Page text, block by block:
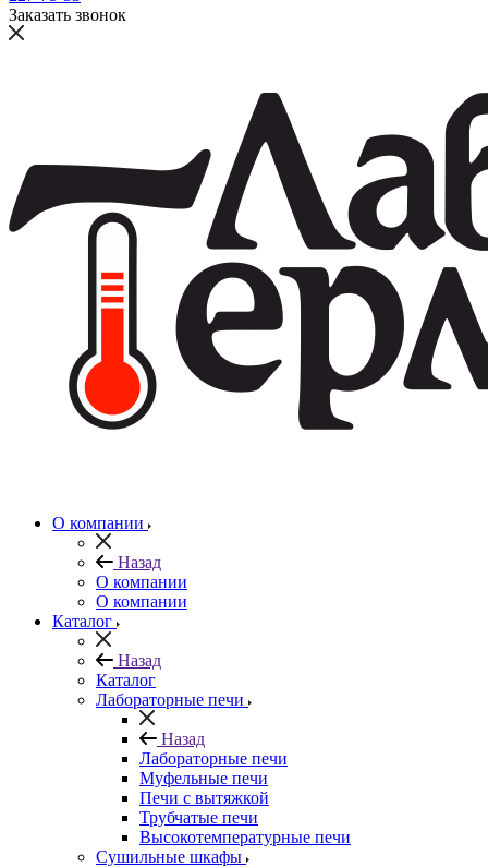
Заказать звонок
О компании
Назад
О компании
О компании
Каталог
Назад
Каталог
Лабораторные печи
Назад
Лабораторные печи
Муфельные печи
Печи с вытяжкой
Трубчатые печи
Высокотемпературные печи
Сушильные шкафы